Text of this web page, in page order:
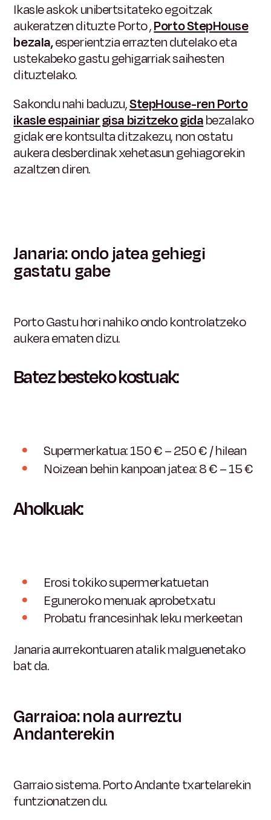
Ikasle askok unibertsitateko egoitzak
aukeratzen dituzte Porto ,Porto StepHouse
bezala,esperientzia errazten dutelako eta
ustekabeko gastu gehigarriak saihesten
dituztelako.
Sakondu nahi baduzu,StepHouse-ren Porto
ikasle espainiar gisa bizitzeko gidabezalako
gidak ere kontsulta ditzakezu, non ostatu
aukera desberdinak xehetasun gehiagorekin
azaltzen diren.
Janaria: ondo jatea gehiegi
gastatu gabe
Porto Gastu hori nahiko ondo kontrolatzeko
aukera ematen dizu.
Batez besteko kostuak:
Supermerkatua: 150 € – 250 € / hilean
Noizean behin kanpoan jatea: 8 € – 15 €
Aholkuak:
Erosi tokiko supermerkatuetan
Eguneroko menuak aprobetxatu
Probatu francesinhak leku merkeetan
Janaria aurrekontuaren atalik malguenetako
bat da.
Garraioa: nola aurreztu
Andanterekin
Garraio sistema. PortoAndantetxartelarekin
funtzionatzen du.